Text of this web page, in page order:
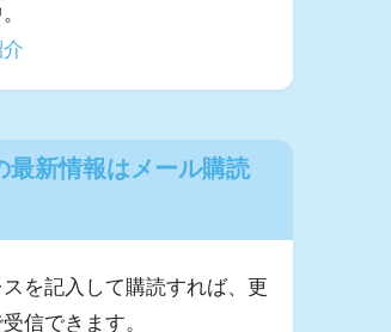
最新情報はメール購読
を記入して購読すれば、更
信できます。